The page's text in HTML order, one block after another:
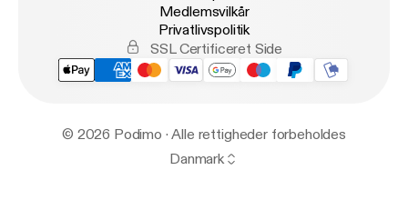
Medlemsvilkår
Privatlivspolitik
SSL Certificeret Side
© 2026 Podimo · Alle rettigheder forbeholdes
Danmark